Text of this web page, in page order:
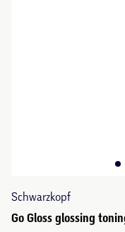
Schwarzkopf
Go Gloss glossing